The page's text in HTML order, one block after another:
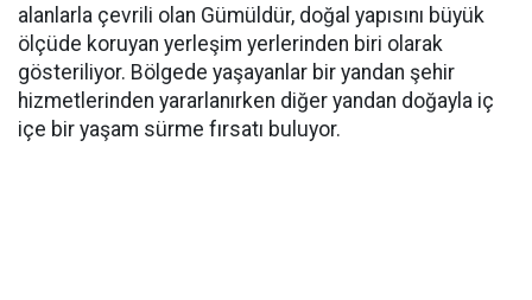
alanlarla çevrili olan Gümüldür, doğal yapısını büyük
ölçüde koruyan yerleşim yerlerinden biri olarak
gösteriliyor. Bölgede yaşayanlar bir yandan şehir
hizmetlerinden yararlanırken diğer yandan doğayla iç
içe bir yaşam sürme fırsatı buluyor.